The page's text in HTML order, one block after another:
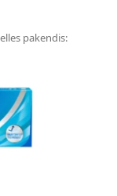
pakendis: